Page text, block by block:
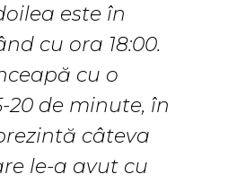
este în
cu ora 18:00.
cu o
20 de minute, în
câteva
le-a avut cu